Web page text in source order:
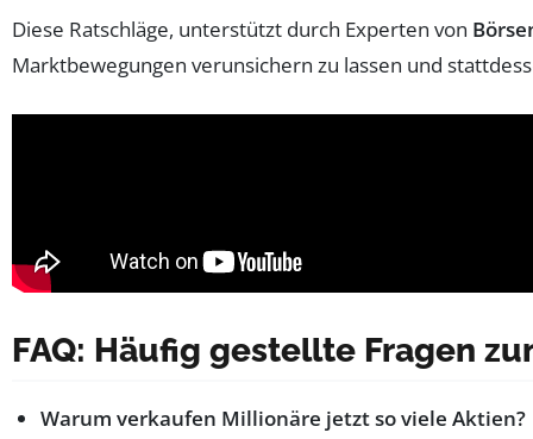
Diese Ratschläge, unterstützt durch Experten von
Marktbewegungen verunsichern zu lassen und
FAQ: Häufig gestellte Fragen
Warum verkaufen Millionäre jetzt so viele Aktien?